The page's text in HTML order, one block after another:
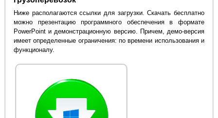
Ниже располагаются ссылки для загрузки. Скачать бесплатно
можно презентацию программного обеспечения в формате
PowerPoint и демонстрационную версию. Причем, демо-версия
имеет определенные ограничения: по времени использования и
функционалу.